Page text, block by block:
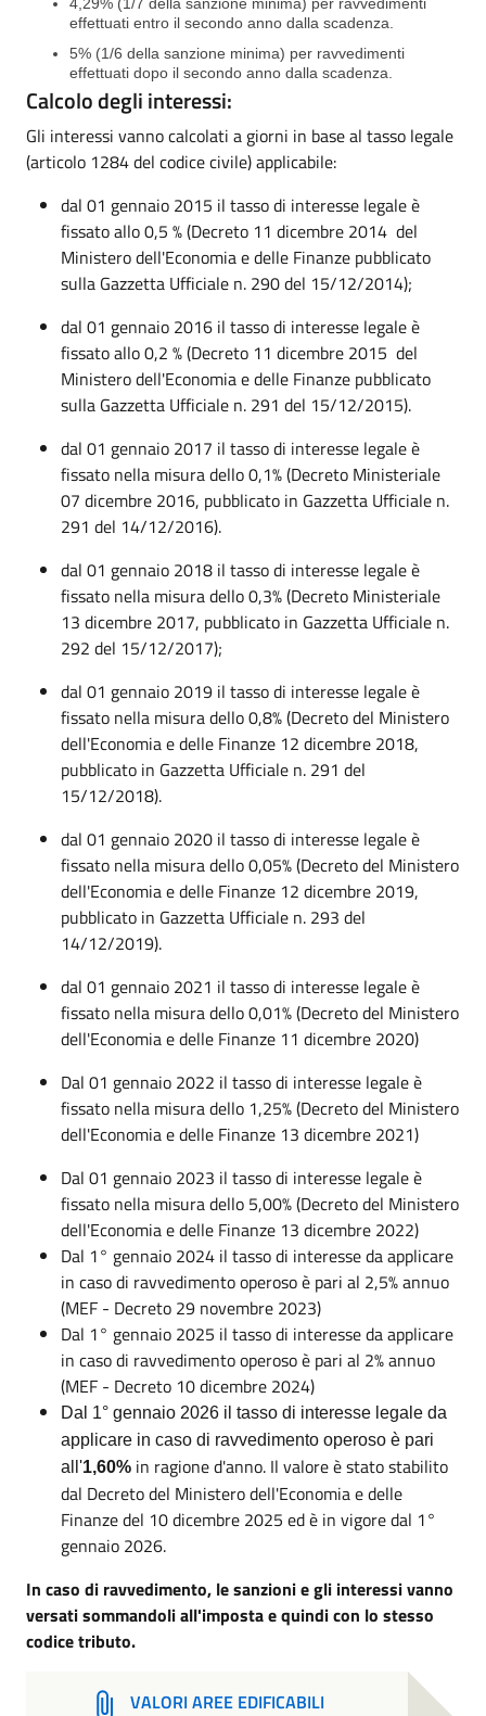
effettuati entro il secondo anno dalla scadenza.
5% (1/6 della sanzione minima) per ravvedimenti
effettuati dopo il secondo anno dalla scadenza.
Calcolo degli interessi:
Gli interessi vanno calcolati a giorni in base al tasso legale
(articolo 1284 del codice civile) applicabile:
dal 01 gennaio 2015 il tasso di interesse legale è
fissato allo 0,5 % (Decreto 11 dicembre 2014 del
Ministero dell'Economia e delle Finanze pubblicato
sulla Gazzetta Ufficiale n. 290 del 15/12/2014);
dal 01 gennaio 2016 il tasso di interesse legale è
fissato allo 0,2 % (Decreto 11 dicembre 2015 del
Ministero dell'Economia e delle Finanze pubblicato
sulla Gazzetta Ufficiale n. 291 del 15/12/2015).
dal 01 gennaio 2017 il tasso di interesse legale è
fissato nella misura dello 0,1% (Decreto Ministeriale
07 dicembre 2016, pubblicato in Gazzetta Ufficiale n.
291 del 14/12/2016).
dal 01 gennaio 2018 il tasso di interesse legale è
fissato nella misura dello 0,3% (Decreto Ministeriale
13 dicembre 2017, pubblicato in Gazzetta Ufficiale n.
292 del 15/12/2017);
dal 01 gennaio 2019 il tasso di interesse legale è
fissato nella misura dello 0,8% (Decreto del Ministero
dell'Economia e delle Finanze 12 dicembre 2018,
pubblicato in Gazzetta Ufficiale n. 291 del
15/12/2018).
dal 01 gennaio 2020 il tasso di interesse legale è
fissato nella misura dello 0,05% (Decreto del Ministero
dell'Economia e delle Finanze 12 dicembre 2019,
pubblicato in Gazzetta Ufficiale n. 293 del
14/12/2019).
dal 01 gennaio 2021 il tasso di interesse legale è
fissato nella misura dello 0,01% (Decreto del Ministero
dell'Economia e delle Finanze 11 dicembre 2020)
Dal 01 gennaio 2022 il tasso di interesse legale è
fissato nella misura dello 1,25% (Decreto del Ministero
dell'Economia e delle Finanze 13 dicembre 2021)
Dal 01 gennaio 2023 il tasso di interesse legale è
fissato nella misura dello 5,00% (Decreto del Ministero
dell'Economia e delle Finanze 13 dicembre 2022)
Dal 1° gennaio 2024 il tasso di interesse da applicare
in caso di ravvedimento operoso è pari al 2,5% annuo
(MEF - Decreto 29 novembre 2023)
Dal 1° gennaio 2025 il tasso di interesse da applicare
in caso di ravvedimento operoso è pari al 2% annuo
(MEF - Decreto 10 dicembre 2024)
Dal 1° gennaio 2026 il tasso di interesse legale da
applicare in caso di ravvedimento operoso è pari
all'1,60% in ragione d'anno. Il valore è stato stabilito
dal Decreto del Ministero dell'Economia e delle
Finanze del 10 dicembre 2025 ed è in vigore dal 1°
gennaio 2026.
In caso di ravvedimento, le sanzioni e gli interessi vanno
versati sommandoli all'imposta e quindi con lo stesso
codice tributo.
VALORI AREE EDIFICABILI